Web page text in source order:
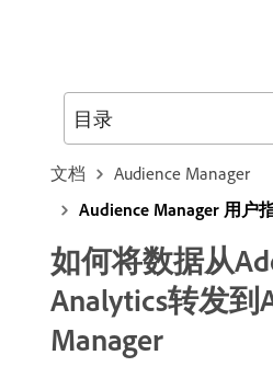
文档
Audience Manager
Audience Manager 用户
如何将数据从
Analytics转发到
Manager
目录